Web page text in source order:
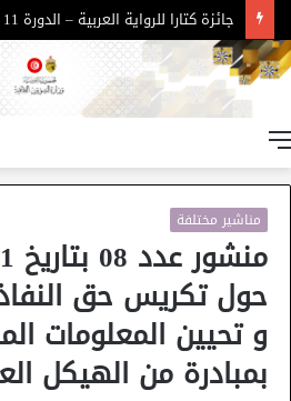
جائزة كتارا للرواية العربية – الدورة 11
مناشير مختلفة
حول تكريس حق
و تحيين المعلومات
بمبادرة من الهيكل